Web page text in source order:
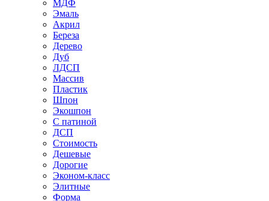
МДФ
Эмаль
Акрил
Береза
Дерево
Дуб
ЛДСП
Массив
Пластик
Шпон
Экошпон
С патиной
ДСП
Стоимость
Дешевые
Дорогие
Эконом-класс
Элитные
Форма